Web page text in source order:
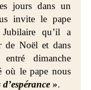
jours dans un
invite le pape
qu’il a
de Noël et dans
dimanche
où le pape nous
».